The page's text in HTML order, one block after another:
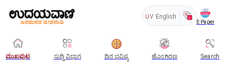
UV English
E-Paper
ಮುಖಪುಟ ಸುದ್ದಿ ವಿಭಾಗ ದಿನ ಭವಿಷ್ಯ ಹೊಂಗಿರಣ Search